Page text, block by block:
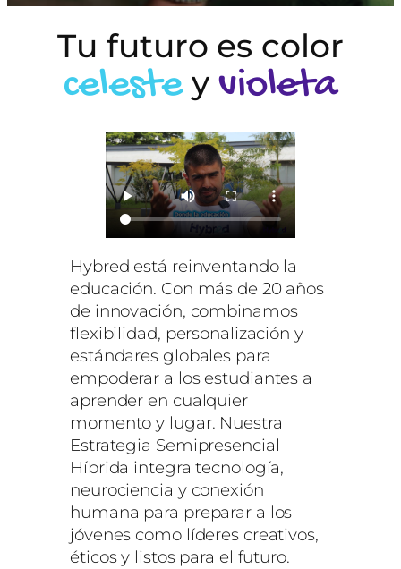
Tu futuro es color
celestey violeta
Hybred está reinventando la
educación. Con más de 20 años
de innovación, combinamos
flexibilidad, personalización y
estándares globales para
empoderar a los estudiantes a
aprender en cualquier
momento y lugar. Nuestra
Estrategia Semipresencial
Híbrida integra tecnología,
neurociencia y conexión
humana para preparar a los
jóvenes como líderes creativos,
éticos y listos para el futuro.